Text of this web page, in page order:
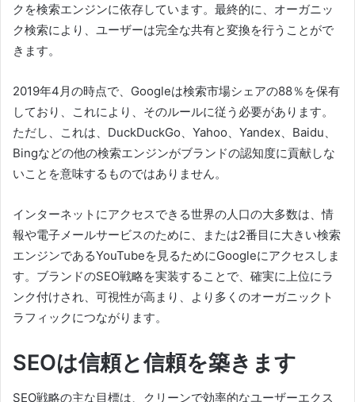
クを検索エンジンに依存しています。 最終的に、オーガニッ
ク検索により、ユーザーは完全な共有と変換を行うことがで
きます。
2019年4月の時点で、Googleは検索市場シェアの88％を保有
しており、これにより、そのルールに従う必要があります。
ただし、これは、DuckDuckGo、Yahoo、Yandex、Baidu、
Bingなどの他の検索エンジンがブランドの認知度に貢献しな
いことを意味するものではありません。
インターネットにアクセスできる世界の人口の大多数は、情
報や電子メールサービスのために、または2番目に大きい検索
エンジンであるYouTubeを見るためにGoogleにアクセスしま
す。 ブランドのSEO戦略を実装することで、確実に上位にラ
ンク付けされ、可視性が高まり、より多くのオーガニックト
ラフィックにつながります。
SEOは信頼と信頼を築きます
SEO戦略の主な目標は、クリーンで効率的なユーザーエクス